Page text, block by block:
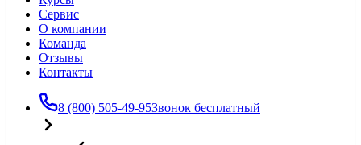
Сервис
О компании
Команда
Отзывы
Контакты
8 (800) 505-49-95Звонок бесплатный